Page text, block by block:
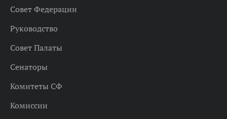
Совет Федерации
Руководство
Совет Палаты
Сенаторы
Комитеты СФ
Комиссии